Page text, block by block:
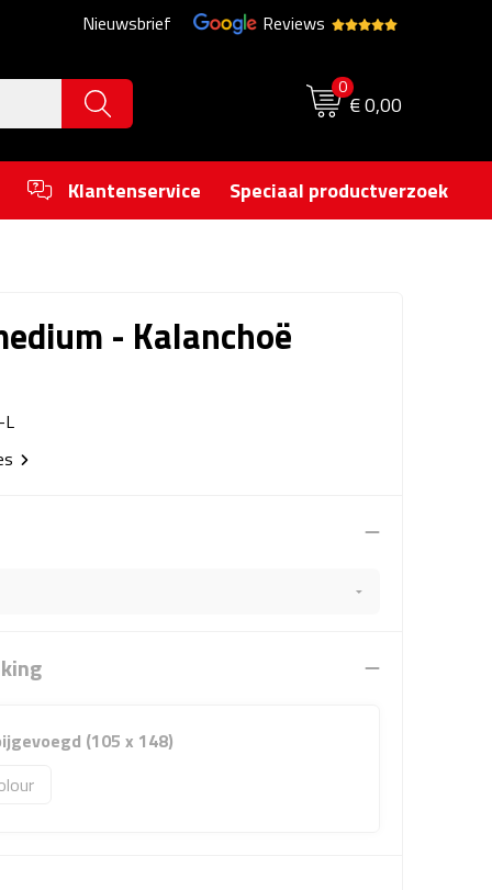
Nieuwsbrief Reviews
0
€ 0,00
Klantenservice Speciaal productverzoek
- Kalanchoë
(105 x 148)